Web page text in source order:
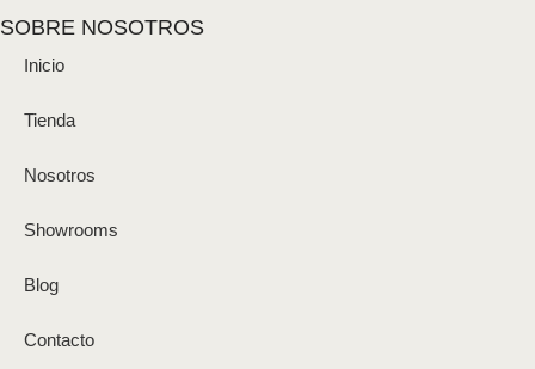
SOBRE NOSOTROS
Inicio
Tienda
Nosotros
Showrooms
Blog
Contacto